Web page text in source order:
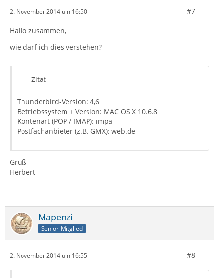
2. November 2014 um 16:50 #7
Hallo zusammen,
wie darf ich dies verstehen?
Zitat
Thunderbird-Version: 4,6
Betriebssystem + Version: MAC OS X 10.6.8
Kontenart (POP / IMAP): impa
Postfachanbieter (z.B. GMX): web.de
Gruß
Herbert
Mapenzi
Senior-Mitglied
2. November 2014 um 16:55 #8